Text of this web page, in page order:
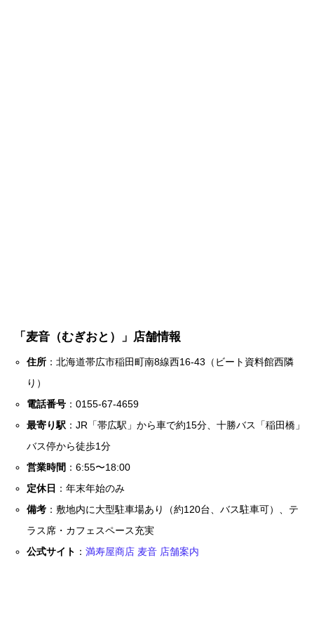
「麦音（むぎおと）」店舗情報
住所 ：北海道帯広市稲田町南8線西16-43（ビート資料館西隣
り）
電話番号 ：0155-67-4659
最寄り駅 ：JR「帯広駅」から車で約15分、十勝バス「稲田橋」
バス停から徒歩1分
営業時間 ：6:55〜18:00
定休日 ：年末年始のみ
備考 ：敷地内に大型駐車場あり（約120台、バス駐車可）、テ
ラス席・カフェスペース充実
公式サイト ：満寿屋商店 麦音 店舗案内